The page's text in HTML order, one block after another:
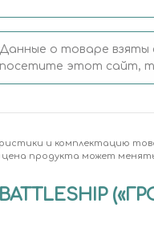
Данные о товаре взяты
посетите этот сайт,
и комплектацию
цена продукта может